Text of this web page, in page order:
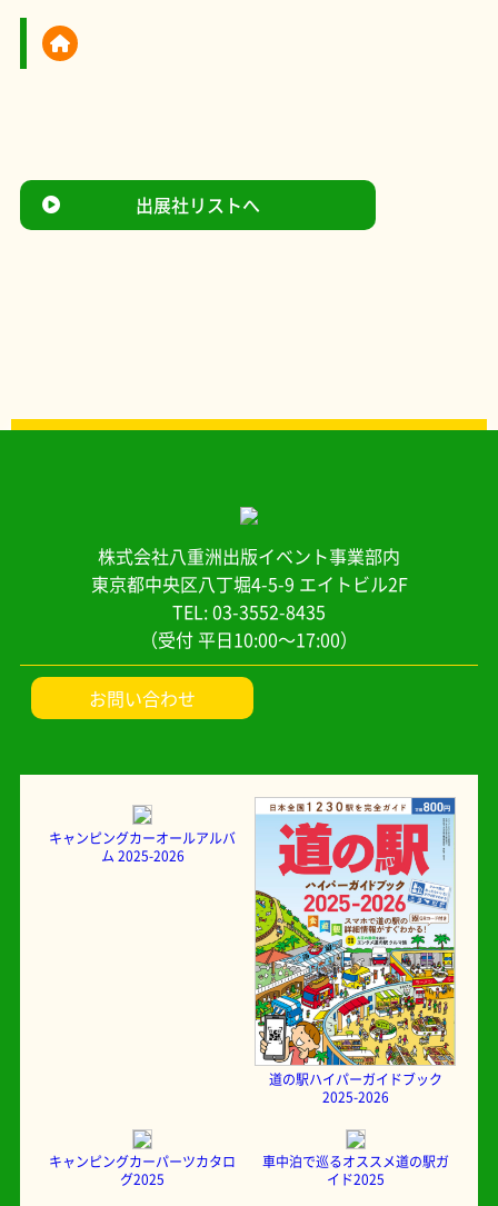
出展社リストへ
株式会社八重洲出版イベント事業部内
東京都中央区八丁堀4-5-9 エイトビル2F
TEL: 03-3552-8435
（受付 平日10:00～17:00）
お問い合わせ
キャンピングカーオールアルバ
ム 2025-2026
道の駅ハイパーガイドブック
2025-2026
キャンピングカーパーツカタロ
グ2025
車中泊で巡るオススメ道の駅ガ
イド2025